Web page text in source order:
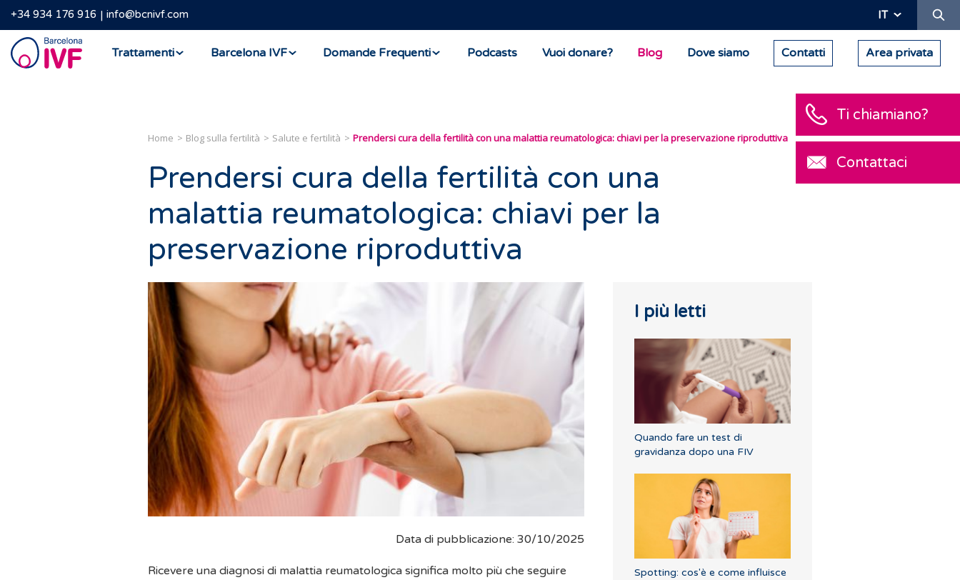
+34 934 176 916 info@bcnivf.com IT
Barcelona
IVF
Trattamenti Barcelona IVF Domande Frequenti Podcasts Vuoi donare? Blog Dove siamo Contatti Area privata
Home Blog sulla fertilità Salute e fertilità Prendersi cura della fertilità con una malattia reumatologica: chiavi per la preservazione riproduttiva
Prendersi cura della fertilità con una
malattia reumatologica: chiavi per la
preservazione riproduttiva
Data di pubblicazione: 30/10/2025
Ricevere una diagnosi di malattia reumatologica significa molto più che seguire
I più letti
Quando fare un test di
gravidanza dopo una FIV
Spotting: cos'è e come influisce